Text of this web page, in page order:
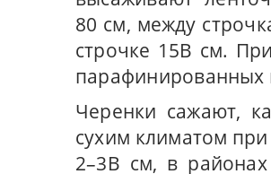
80 см, между
строчке 15В см.
парафинированных
Черенки сажают,
сухим климатом
2–3В см, в